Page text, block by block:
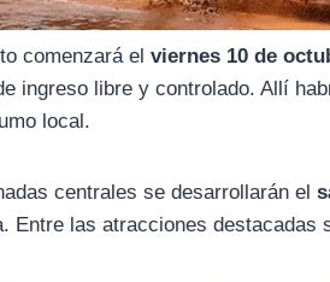
comenzará elviernes 10 de
ingreso libre y controlado. Allí
local.
centrales se desarrollarán el
Entre las atracciones destacadas